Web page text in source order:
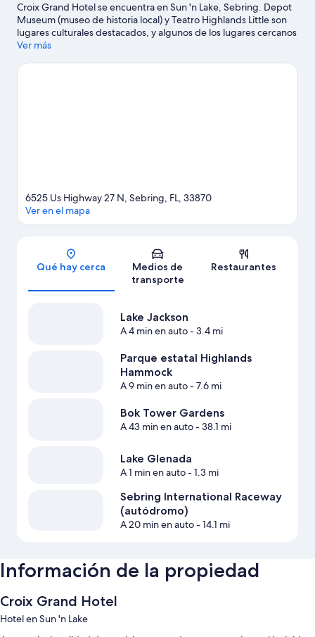
Croix Grand Hotel se encuentra en Sun 'n Lake, Sebring. Depot
Museum (museo de historia local) y Teatro Highlands Little son
lugares culturales destacados, y algunos de los lugares cercanos
donde se pueden hacer actividades incluyen Sun 'n Lake Golf
partido mientras estás en la ciudad? Consulta el calendario de
Ver más
Sección del mapa
6525 Us Highway 27 N, Sebring, FL, 33870
Ver en el mapa
Qué hay cerca
Medios de
transporte
Restaurantes
Lake Jackson
A 4 min en auto- 3.4 mi
Parque estatal Highlands
Hammock
A 9 min en auto- 7.6 mi
Bok Tower Gardens
A 43 min en auto- 38.1 mi
Lake Glenada
A 1 min en auto- 1.3 mi
Sebring International Raceway
(autódromo)
A 20 min en auto- 14.1 mi
Información de la propiedad
Croix Grand Hotel
Hotel en Sun 'n Lake